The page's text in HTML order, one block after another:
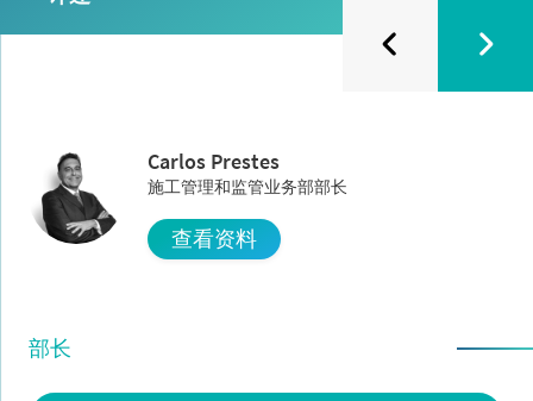
Carlos Prestes
施工管理和监管业务部部长
查看资料
部长